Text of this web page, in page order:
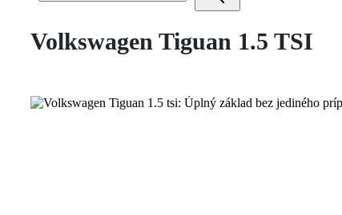
Volkswagen Tiguan 1.5 TSI